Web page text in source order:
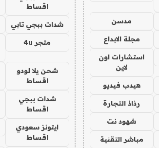
مدسن
مجلة الابداع
استشارات اون
لاين
هيدب فيديو
رذاذ التجارة
شهود نت
مباشر التقنية
اقساط
شدات ببجي تابي
متجر 4u
شحن يلا لودو
اقساط
شدات ببجي
اقساط
ايتونز سعودي
اقساط